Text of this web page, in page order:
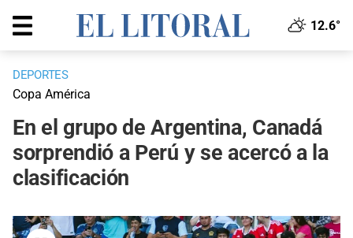
12.6°
DEPORTES
Copa América
En el grupo de Argentina, Canadá
sorprendió a Perú y se acercó a la
clasificación